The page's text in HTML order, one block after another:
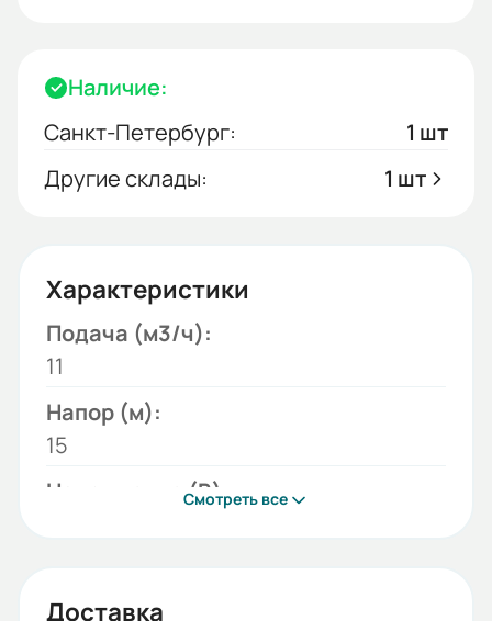
Наличие:
Санкт-Петербург:
1 шт
Другие склады:
1 шт
Характеристики
Подача (м3/ч):
11
Напор (м):
15
Напряжение (В):
КМ
Смотреть все
Доставка